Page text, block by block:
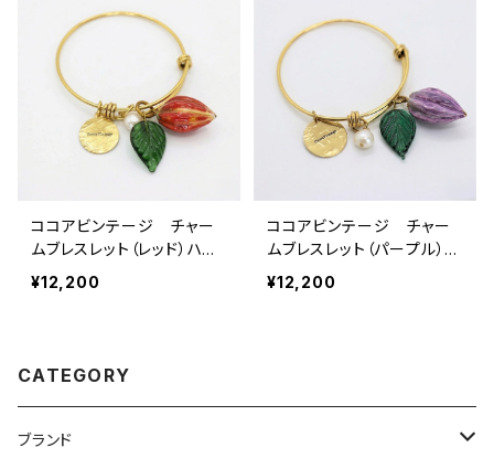
ココアビンテージ チャー
ムブレスレット（レッド）ハン
ドメイド
¥12,200
ココアビンテージ チャー
ムブレスレット（パープル）ハ
ンドメイド
¥12,200
CATEGORY
ブランド